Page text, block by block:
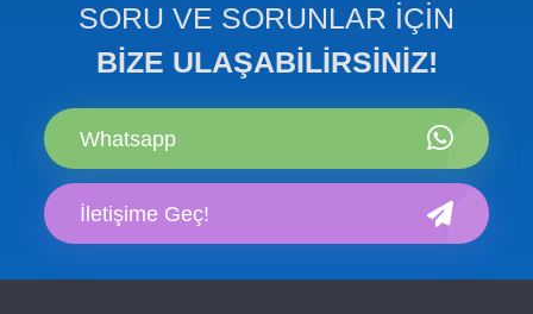
SORU VE SORUNLAR İÇİN
BİZE ULAŞABİLİRSİNİZ!
Whatsapp
İletişime Geç!